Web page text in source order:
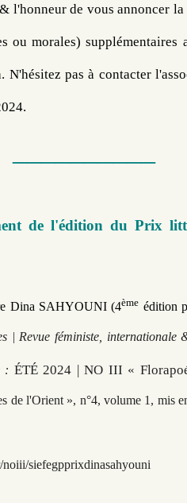
l'honneur de vous annoncer
ou morales) supplémentaires
pas à contacter
de l'édition du Prix
Dina SAHYOUNI (4ème édition
| Revue féministe, internationale
: ÉTÉ 2024 | NO III «
de l'Orient », n°4, volume 1, mis
noiii/siefegpprixdinasahyouni